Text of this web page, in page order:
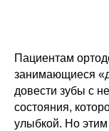
Пациентам
занимающиеся
довести зубы с
состояния,
улыбкой. Но